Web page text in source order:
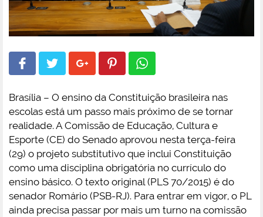
Brasília – O ensino da Constituição brasileira nas
escolas está um passo mais próximo de se tornar
realidade. A Comissão de Educação, Cultura e
Esporte (CE) do Senado aprovou nesta terça-feira
(29) o projeto substitutivo que inclui Constituição
como uma disciplina obrigatória no currículo do
ensino básico. O texto original (PLS 70/2015) é do
senador Romário (PSB-RJ). Para entrar em vigor, o PL
ainda precisa passar por mais um turno na comissão